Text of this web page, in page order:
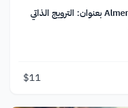
دورة أونلاين مُقدّمة من منصة Almentor بعنوان: الترويج الذاتي
$11